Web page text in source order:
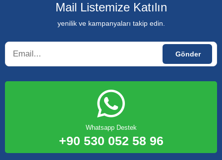
Mail Listemize Katılın
yenilik ve kampanyaları takip edin.
Whatsapp Destek
+90 530 052 58 96